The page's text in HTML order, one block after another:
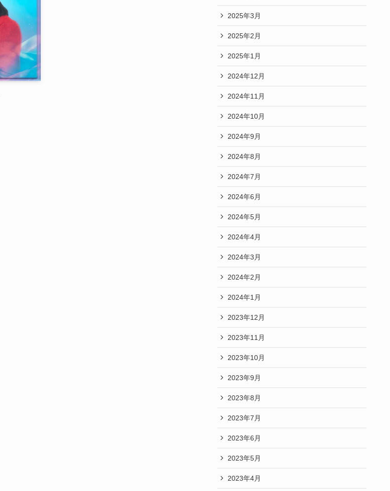
2025年3月
2025年2月
2025年1月
2024年12月
2024年11月
2024年10月
2024年9月
2024年8月
2024年7月
2024年6月
2024年5月
2024年4月
2024年3月
2024年2月
2024年1月
2023年12月
2023年11月
2023年10月
2023年9月
2023年8月
2023年7月
2023年6月
2023年5月
2023年4月